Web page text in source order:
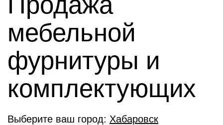
мебельной
фурнитуры и
комплектующиx
Выберите ваш город: Хабаровск